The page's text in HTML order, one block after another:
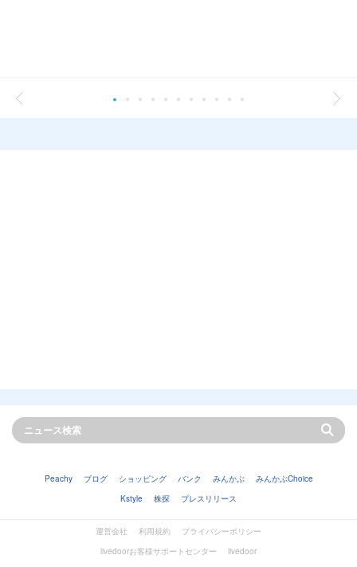
Peachy ブログ ショッピング バンク みんかぶ
みんかぶChoice
Kstyle
株探 プレスリリース
運営会社 利用規約
プライバシーポリシー
livedoorお客様サポートセンター
livedoor